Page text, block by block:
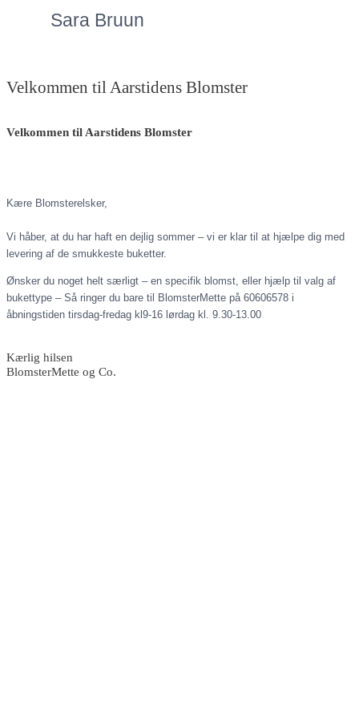
Sara Bruun
Velkommen til Aarstidens Blomster
Velkommen til Aarstidens Blomster
Kære Blomsterelsker,
Vi håber, at du har haft en dejlig sommer – vi er klar til at hjælpe dig med
levering af de smukkeste buketter.
Ønsker du noget helt særligt – en specifik blomst, eller hjælp til valg af
bukettype – Så ringer du bare til BlomsterMette på 60606578 i
åbningstiden tirsdag-fredag kl9-16 lørdag kl. 9.30-13.00
Kærlig hilsen
BlomsterMette og Co.